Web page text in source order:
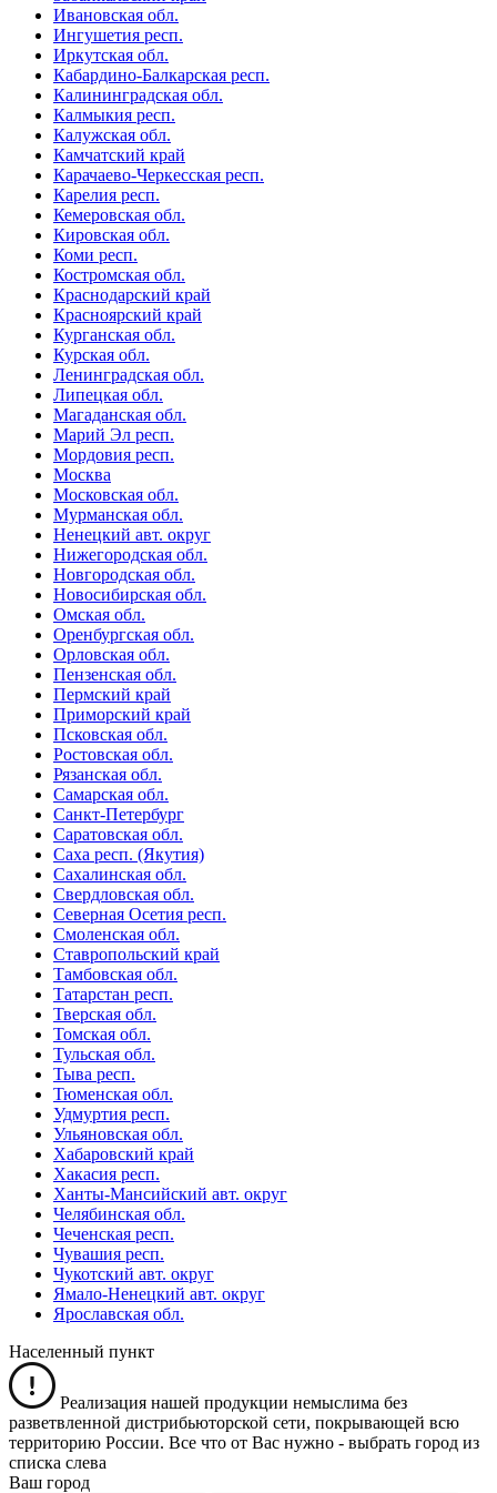
Ивановская обл.
Ингушетия респ.
Иркутская обл.
Кабардино-Балкарская респ.
Калининградская обл.
Калмыкия респ.
Калужская обл.
Камчатский край
Карачаево-Черкесская респ.
Карелия респ.
Кемеровская обл.
Кировская обл.
Коми респ.
Костромская обл.
Краснодарский край
Красноярский край
Курганская обл.
Курская обл.
Ленинградская обл.
Липецкая обл.
Магаданская обл.
Марий Эл респ.
Мордовия респ.
Москва
Московская обл.
Мурманская обл.
Ненецкий авт. округ
Нижегородская обл.
Новгородская обл.
Новосибирская обл.
Омская обл.
Оренбургская обл.
Орловская обл.
Пензенская обл.
Пермский край
Приморский край
Псковская обл.
Ростовская обл.
Рязанская обл.
Самарская обл.
Санкт-Петербург
Саратовская обл.
Саха респ. (Якутия)
Сахалинская обл.
Свердловская обл.
Северная Осетия респ.
Смоленская обл.
Ставропольский край
Тамбовская обл.
Татарстан респ.
Тверская обл.
Томская обл.
Тульская обл.
Тыва респ.
Тюменская обл.
Удмуртия респ.
Ульяновская обл.
Хабаровский край
Хакасия респ.
Ханты-Мансийский авт. округ
Челябинская обл.
Чеченская респ.
Чувашия респ.
Чукотский авт. округ
Ямало-Ненецкий авт. округ
Ярославская обл.
Населенный пункт
Реализация нашей продукции немыслима без
разветвленной дистрибьюторской сети, покрывающей всю
территорию России. Все что от Вас нужно - выбрать город из
списка слева
Ваш город